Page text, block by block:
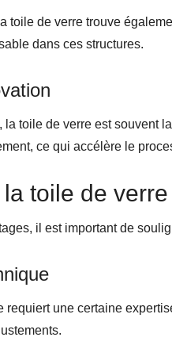
toile de verre trouve
dans ces structures.
, la toile de verre est souvent
ce qui accélère le
toile de verre
il est important de
requiert une certaine